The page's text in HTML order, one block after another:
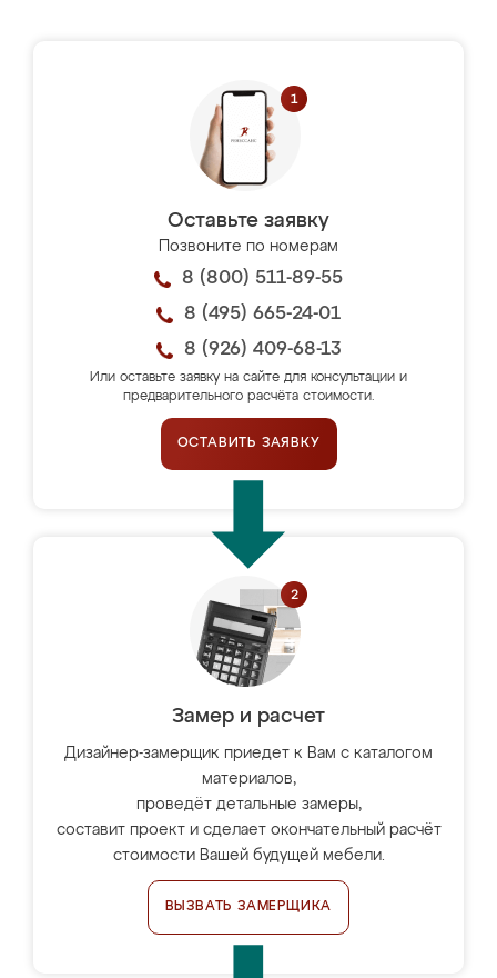
Оставьте заявку
Позвоните по номерам
8 (800) 511-89-55
8 (495) 665-24-01
8 (926) 409-68-13
Или оставьте заявку на сайте для консультации и
предварительного расчёта стоимости.
ОСТАВИТЬ ЗАЯВКУ
Замер и расчет
Дизайнер-замерщик приедет к Вам с каталогом
материалов,
проведёт детальные замеры,
составит проект и сделает окончательный расчёт
стоимости Вашей будущей мебели.
ВЫЗВАТЬ ЗАМЕРЩИКА